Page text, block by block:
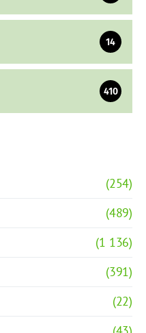
14
410
(254)
(489)
(1 136)
(391)
(22)